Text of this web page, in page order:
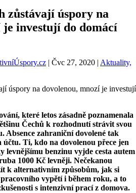
zůstávají úspory na
je investují do domácí
| Čvc 27, 2020 | Aktuality,
které letos zásadně poznamenala
Čechů k rozhodnutí strávit svou
Absence zahraniční dovolené tak
účtu. Ti, kdo na dovolenou přece jen
levnějšímu benzinu vyjde cesta autem
1000 Kč levněji. Nečekanou
k alternativním způsobům, jak si
vypětí i během roku, a to
s intenzivní prací z domova.